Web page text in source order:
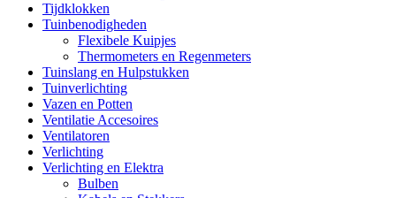
Tijdklokken
Tuinbenodigheden
Flexibele Kuipjes
Thermometers en Regenmeters
Tuinslang en Hulpstukken
Tuinverlichting
Vazen en Potten
Ventilatie Accesoires
Ventilatoren
Verlichting
Verlichting en Elektra
Bulben